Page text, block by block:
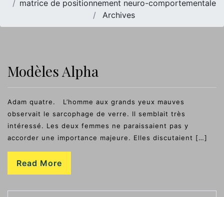
matrice de positionnement neuro-comportementale
Archives
Modèles Alpha
Adam quatre. L’homme aux grands yeux mauves
observait le sarcophage de verre. Il semblait très
intéressé. Les deux femmes ne paraissaient pas y
accorder une importance majeure. Elles discutaient […]
Read More